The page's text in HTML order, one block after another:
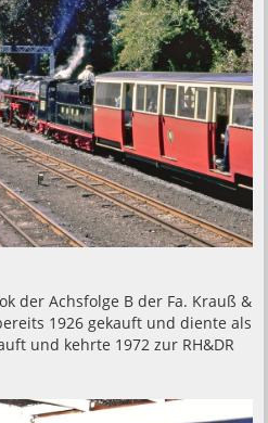
der Achsfolge B der Fa. Krauß &
1926 gekauft und diente als
und kehrte 1972 zur RH&DR